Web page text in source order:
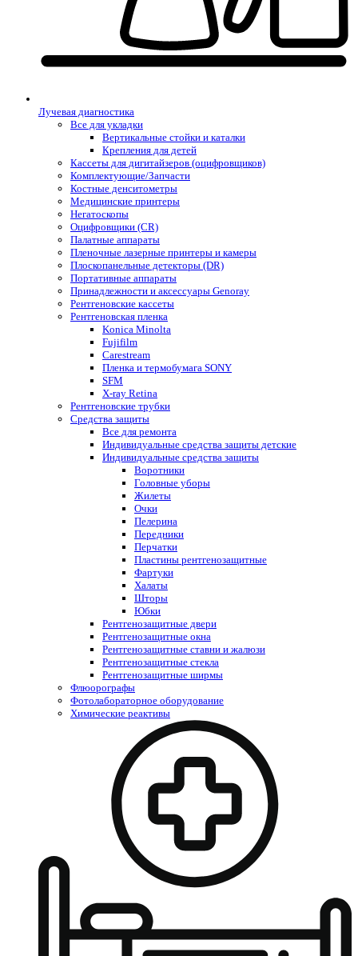
Лучевая диагностика
Все для укладки
Вертикальные стойки и каталки
Крепления для детей
Кассеты для дигитайзеров (оцифровщиков)
Комплектующие/Запчасти
Костные денситометры
Медицинские принтеры
Негатоскопы
Оцифровщики (CR)
Палатные аппараты
Пленочные лазерные принтеры и камеры
Плоскопанельные детекторы (DR)
Портативные аппараты
Принадлежности и аксессуары Genoray
Рентгеновские кассеты
Рентгеновская пленка
Konica Minolta
Fujifilm
Carestream
Пленка и термобумага SONY
SFM
X-ray Retina
Рентгеновские трубки
Средства защиты
Все для ремонта
Индивидуальные средства защиты детские
Индивидуальные средства защиты
Воротники
Головные уборы
Жилеты
Очки
Пелерина
Передники
Перчатки
Пластины рентгенозащитные
Фартуки
Халаты
Шторы
Юбки
Рентгенозащитные двери
Рентгенозащитные окна
Рентгенозащитные ставни и жалюзи
Рентгенозащитные стекла
Рентгенозащитные ширмы
Флюорографы
Фотолабораторное оборудование
Химические реактивы